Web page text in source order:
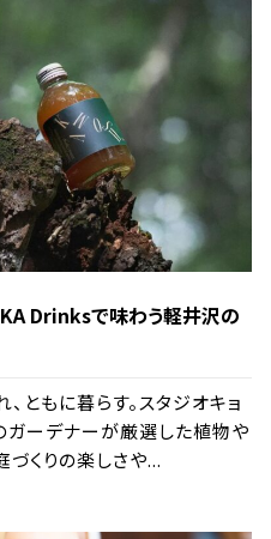
Drinksで味わう軽井沢の
ともに暮らす。スタジオキョ
ガーデナーが厳選した植物や
づくりの楽しさや...